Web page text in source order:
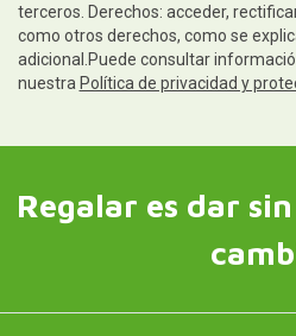
terceros. Derechos: acceder,
como otros derechos, como se
adicional.Puede consultar
nuestra Política de privacidad y
Regalar es dar